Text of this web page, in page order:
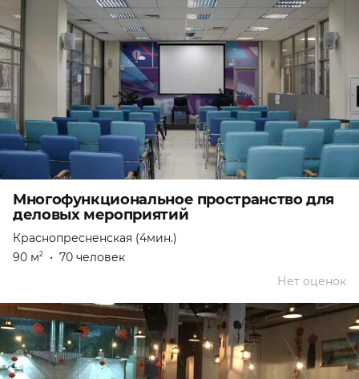
Многофункциональное пространство для
деловых мероприятий
Краснопресненская (4мин.)
90 м2 • 70 человек
Нет оценок